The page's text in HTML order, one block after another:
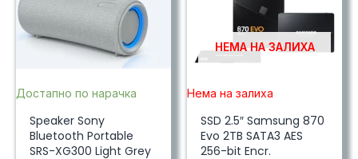
Достапно по нарачка
Speaker Sony
Bluetooth Portable
SRS-XG300 Light Grey
НЕМА НА ЗАЛИХА
Нема на залиха
SSD 2.5″ Samsung 870
Evo 2TB SATA3 AES
256-bit Encr.